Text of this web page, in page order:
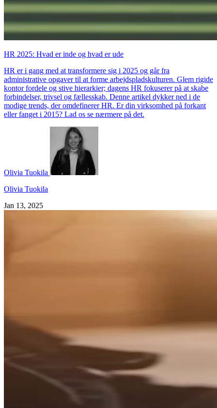
HR 2025: Hvad er inde og hvad er ude
HR er i gang med at transformere sig i 2025 og går fra
administrative opgaver til at forme arbejdspladskulturen. Glem rigide
kontor fordele og stive hierarkier; dagens HR fokuserer på at skabe
forbindelser, trivsel og fællesskab. Denne artikel dykker ned i de
modige trends, der omdefinerer HR. Er din virksomhed på forkant
eller fanget i 2015? Lad os se nærmere på det.
Olivia Tuokila
Olivia Tuokila
Jan 13, 2025